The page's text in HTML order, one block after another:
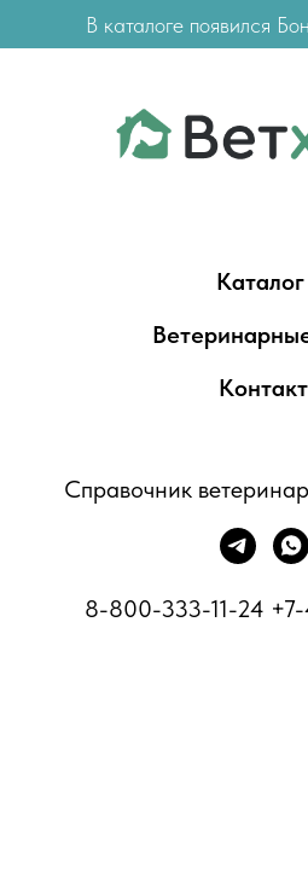
В каталоге появился
Каталог
Справочник
8-800-333-11-24